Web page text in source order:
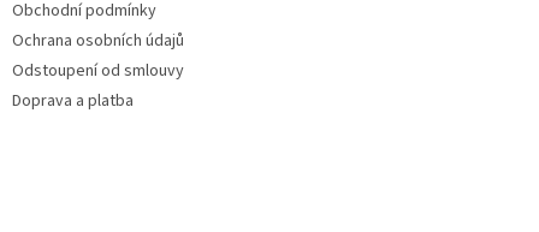
Obchodní podmínky
Ochrana osobních údajů
Odstoupení od smlouvy
Doprava a platba